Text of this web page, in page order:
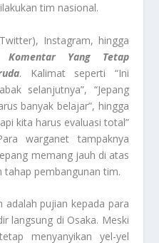
tim nasional.
Instagram, hingga
Komentar Yang Tetap
. Kalimat seperti “Ini
selanjutnya”, “Jepang
banyak belajar”, hingga
kita harus evaluasi total”
warganet tampaknya
memang jauh di atas
tahap pembangunan tim.
adalah pujian kepada para
langsung di Osaka. Meski
menyanyikan yel-yel